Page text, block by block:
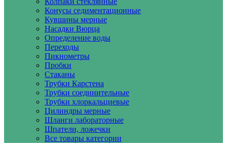
Конусы седиментационные
Кувшины мерные
Насадки Вюрца
Определение воды
Переходы
Пикнометры
Пробки
Стаканы
Трубки Карстена
Трубки соединительные
Трубки хлоркальциевые
Цилиндры мерные
Шланги лабораторные
Шпатели, ложечки
Все товары категории